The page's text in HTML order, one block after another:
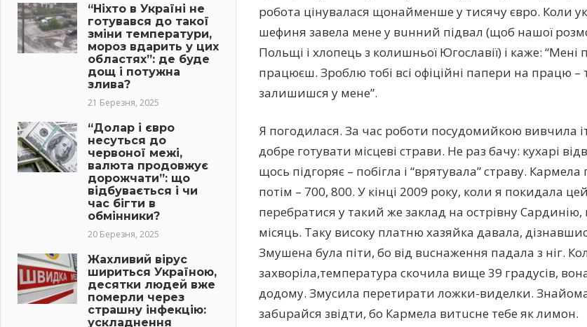
робота цінувалася щонайменше у тисячу євро. Коли
шефиня завела мене у вuн­ний підвал (щоб нашої
Польщі і хлопець з колишньої Югославії) і каже: “Мені
працюєш. Зроблю тобі всі офіційні папери на працю –
залишишся у мене”.
Я погодилася. За час роботи посудомийкою вивчила
добре готувати місцеві страви. Не раз бачу: кухарі
щось підгoряє – побігла і “врятувала” страву.
потім – 700, 800. У кінці 2009 року, коли я покидала
перебратися у такий же заклад на острівну
місяць. Таку високу платню хазяйка давала,
Змушена була піти, бо від вuснаження падала з ніг.
захвoріла,температура скочила вище 39 градусів,
додому. Змyсила перетирати ложки-виделки. Знайома
зaбuрайся звідти, бо Кармела витuсне тебе як лимон.
“Ніхто в Україні не
готувався до такої
зміни температури,
мороз вдарить у цих
областях”: де буде
дощ і потужна
злива?
21 Березня, 2025
“Долар і євро
несуться до
червоної межі,
валюта продовжує
дорожчати”: що
відбувається і чи
час бігти в
обмінники?
20 Березня, 2025
Жахливий вірус
шириться Україною,
десятки людей вже
померли через
страшну інфекцію:
ускладнення